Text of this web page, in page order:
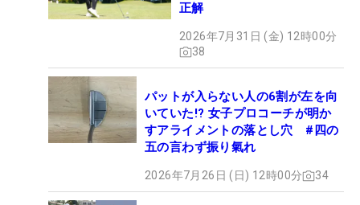
正解
2026年7月31日 (金) 12時00分
38
パットが入らない人の6割が左を向
いていた!? 女子プロコーチが明か
すアライメントの落とし穴 #四の
五の言わず振り氣れ
2026年7月26日 (日) 12時00分 34